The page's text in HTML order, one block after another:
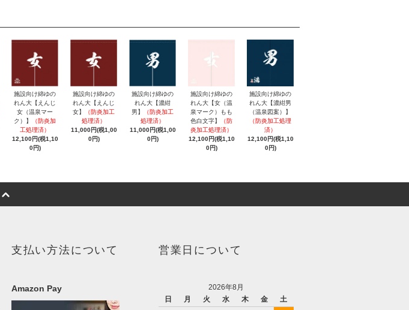
施設向け綿ゆの
れん大【えんじ
女（温泉マー
ク）】
（防炎加
工処理済）
12,100円(税1,10
0円)
施設向け綿ゆの
れん大【えんじ
女】
（防炎加工
処理済）
11,000円(税1,00
0円)
施設向け綿ゆの
れん大【濃紺
男】
（防炎加工
処理済）
11,000円(税1,00
0円)
施設向け綿ゆの
れん大【女（温
泉マーク）もも
色白文字】
（防
炎加工処理済）
12,100円(税1,10
0円)
施設向け綿ゆの
れん大【濃紺男
（温泉図案）】
（防炎加工処理
済）
12,100円(税1,10
0円)
支払い方法について
Amazon Pay
営業日について
2026年8月
日
月 火 水 木 金
土